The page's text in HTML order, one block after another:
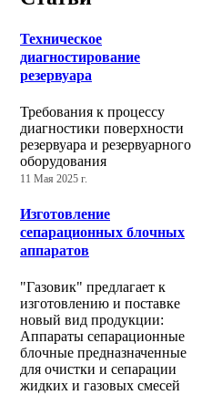
Техническое
диагностирование
резервуара
Требования к процессу
диагностики поверхности
резервуара и резервуарного
оборудования
11 Мая 2025 г.
Изготовление
сепарационных блочных
аппаратов
"Газовик" предлагает к
изготовлению и поставке
новый вид продукции:
Аппараты сепарационные
блочные предназначенные
для очистки и сепарации
жидких и газовых смесей